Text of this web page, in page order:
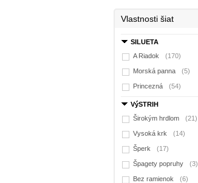
Vlastnosti šiat
SILUETA
A Riadok
(170)
Morská panna (5)
Princezná (54)
VýSTRIH
Širokým hrdlom
(21)
Vysoká krk (14)
Šperk (17)
Špagety popruhy (3)
Bez ramienok (6)